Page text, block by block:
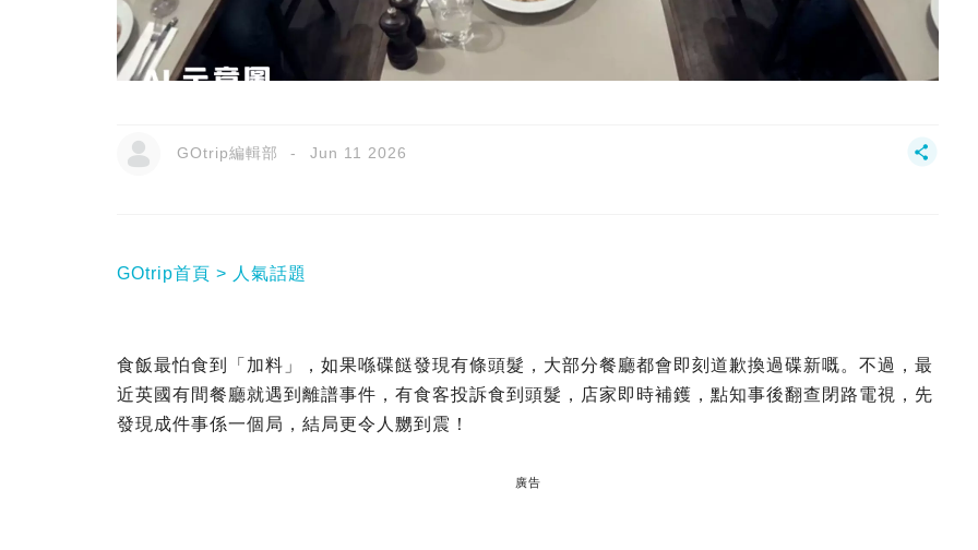
GOtrip編輯部 Jun 11 2026
GOtrip首頁 人氣話題
食飯最怕食到「加料」，如果喺碟餸發現有條頭髮，大部分餐廳都會即刻道歉換過碟新嘅。不過，最
近英國有間餐廳就遇到離譜事件，有食客投訴食到頭髮，店家即時補鑊，點知事後翻查閉路電視，先
發現成件事係一個局，結局更令人嬲到震！
廣告